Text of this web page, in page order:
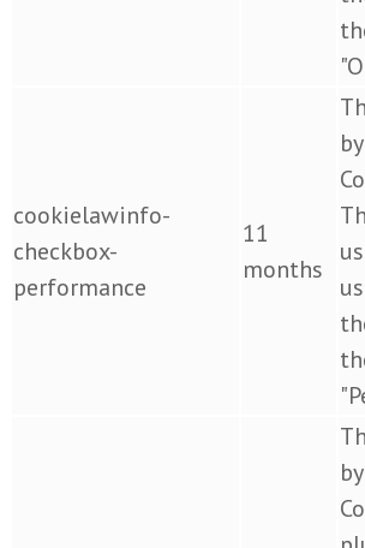
cookielawinfo-
checkbox-
performance
11
months